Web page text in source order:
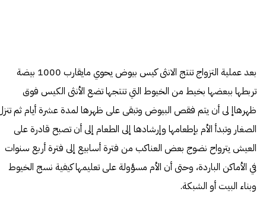
بعد عملية التزواج تنتج الانثى كيس بيوض يحوي مايقارب 1000 بيضة
تربطها ببعضها بخيط من الخيوط التي تنتجها تضع الأنثى الكيس فوق
ظهرهاإ لى أن يتم فقص البيوض وتبقى على ظهرها لمدة عشرة أيام ثم
الصغار وتبدأ الأم بإطعامها وإرشادها إلى الطعام إلى أن تصبح قادرة على
العيش يترواح نضوج بعض العناكب من فترة أسابيع إلى فترة أربع سنوات
في الأماكن الباردة، وحتى أن الأم مسؤولة على تعليمها كيفية نسج الخيوط
وبناء البيت أو الشبكة.